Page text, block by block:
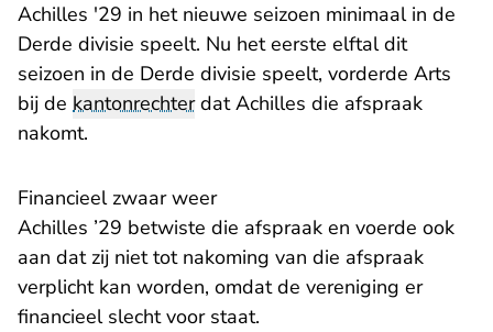
Achilles '29 in het nieuwe seizoen minimaal in de
Derde divisie speelt. Nu het eerste elftal dit
seizoen in de Derde divisie speelt, vorderde Arts
bij de kantonrechterdat Achilles die afspraak
nakomt.
Financieel zwaar weer
Achilles ’29 betwiste die afspraak en voerde ook
aan dat zij niet tot nakoming van die afspraak
verplicht kan worden, omdat de vereniging er
financieel slecht voor staat.